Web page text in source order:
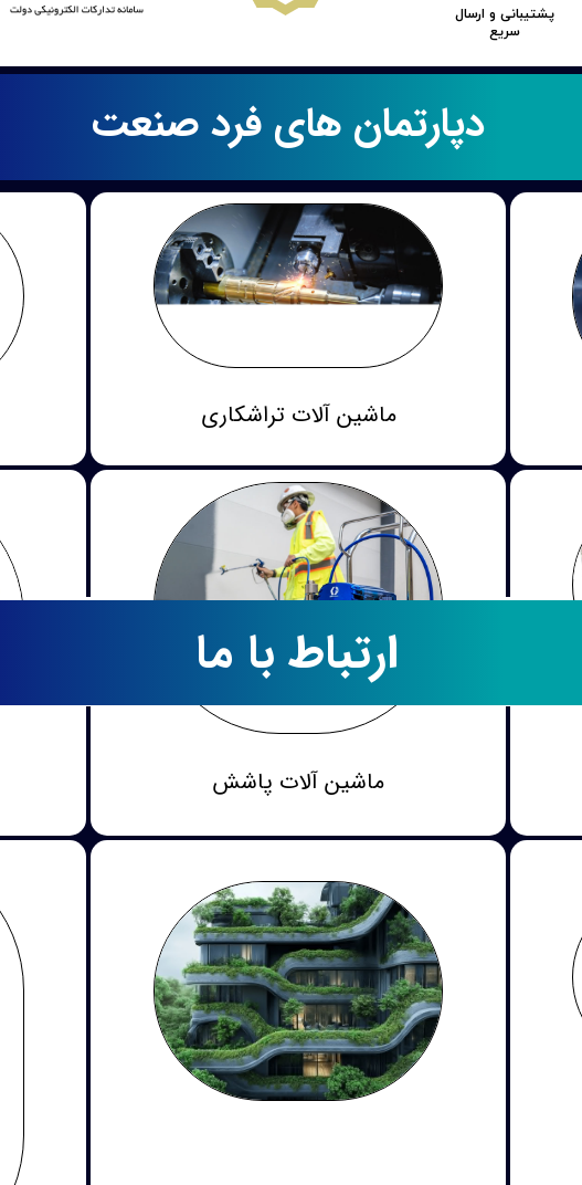
پشتیبانی و ارسال
سریع
دپارتمان های فرد صنعت
ماشین آلات تراشکاری
ماشین آلات پاشش
ارتباط با ما